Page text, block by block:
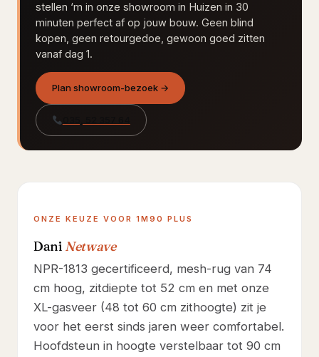
stellen ‘m in onze showroom in Huizen in 30
minuten perfect af op jouw bouw. Geen blind
kopen, geen retourgedoe, gewoon goed zitten
vanaf dag 1.
Plan showroom-bezoek →
ONZE KEUZE VOOR 1M90 PLUS
Dani Netwave
NPR-1813 gecertificeerd, mesh-rug van 74
cm hoog, zitdiepte tot 52 cm en met onze
XL-gasveer (48 tot 60 cm zithoogte) zit je
voor het eerst sinds jaren weer comfortabel.
Hoofdsteun in hoogte verstelbaar tot 90 cm